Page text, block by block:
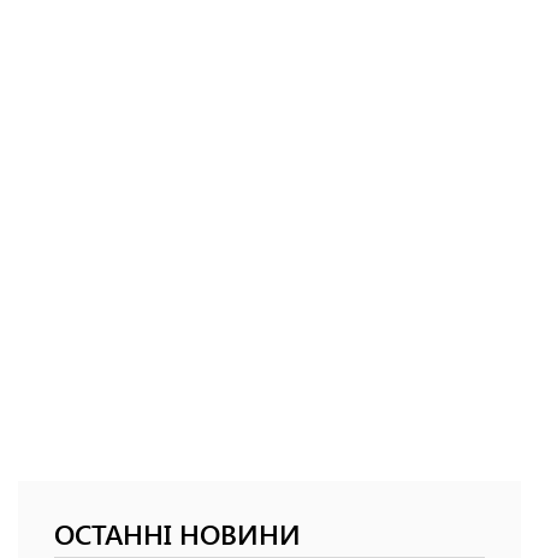
ОСТАННІ НОВИНИ